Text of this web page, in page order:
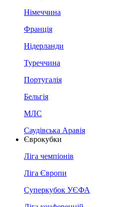
Німеччина
Франція
Нідерланди
Туреччина
Португалія
Бельгія
МЛС
Саудівська Аравія
Єврокубки
Ліга чемпіонів
Ліга Європи
Суперкубок УЄФА